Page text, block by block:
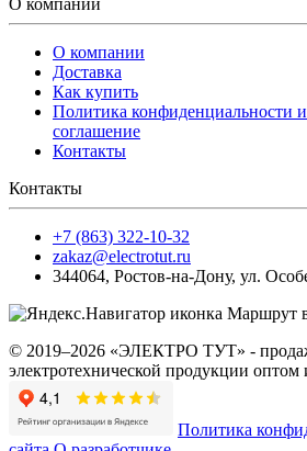
О компании
Доставка
Как купить
Политика конфиденциальности и
соглашение
Контакты
Контакты
+7 (863) 322-10-32
zakaz@electrotut.ru
344064, Ростов-на-Дону, ул.
Маршрут
© 2019–2026 «ЭЛЕКТРО ТУТ» -
электротехнической продукции оптом
Политика